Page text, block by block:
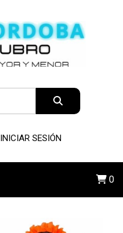
INICIAR SESIÓN
0